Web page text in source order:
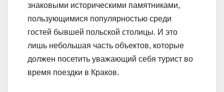
знаковыми историческими памятниками,
пользующимися популярностью среди
гостей бывшей польской столицы. И это
лишь небольшая часть объектов, которые
должен посетить уважающий себя турист во
время поездки в Краков.